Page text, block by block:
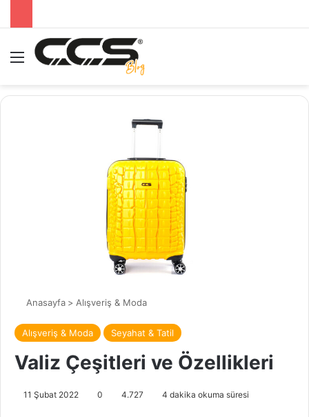
Menü
Anasayfa > Alışveriş & Moda
Alışveriş & Moda Seyahat & Tatil
Valiz Çeşitleri ve Özellikleri
11 Şubat 2022 0 4.727 4 dakika okuma süresi